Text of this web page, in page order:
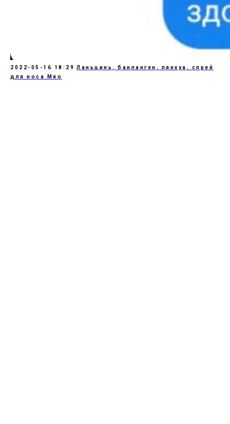
2022-05-16 18:29 Ланьцинь, банланген, лянхуа, спрей
для носа Мяо